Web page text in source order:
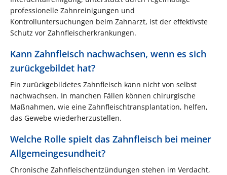
professionelle Zahnreinigungen und
Kontrolluntersuchungen beim Zahnarzt, ist der effektivste
Schutz vor Zahnfleischerkrankungen.
Kann Zahnfleisch nachwachsen, wenn es sich
zurückgebildet hat?
Ein zurückgebildetes Zahnfleisch kann nicht von selbst
nachwachsen. In manchen Fällen können chirurgische
Maßnahmen, wie eine Zahnfleischtransplantation, helfen,
das Gewebe wiederherzustellen.
Welche Rolle spielt das Zahnfleisch bei meiner
Allgemeingesundheit?
Chronische Zahnfleischentzündungen stehen im Verdacht,